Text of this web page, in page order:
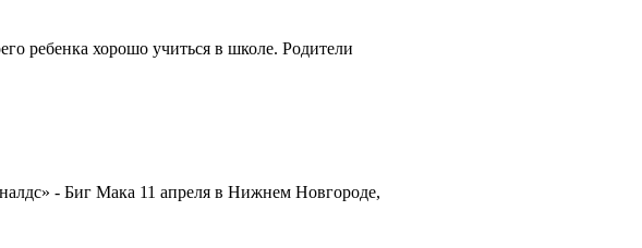
ребенка хорошо учиться в школе. Родители
- Биг Мака 11 апреля в Нижнем Новгороде,